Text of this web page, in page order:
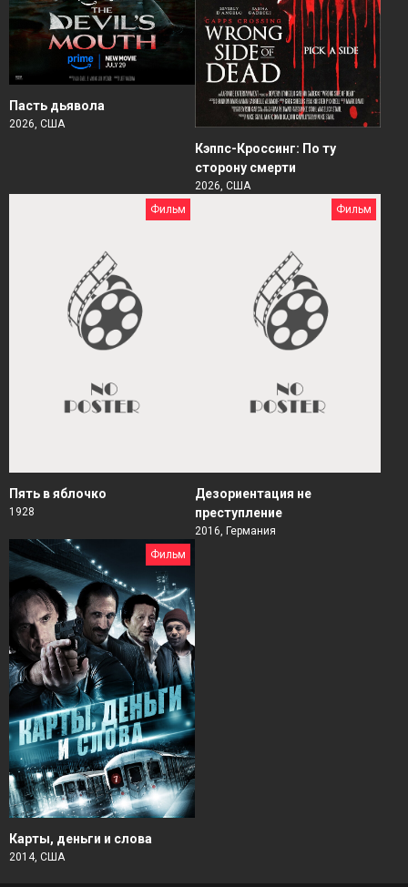
Пасть дьявола
2026, США
Кэппс-Кроссинг: По ту
сторону смерти
2026, США
Фильм
Пять в яблочко
1928
Фильм
Дезориентация не
преступление
2016, Германия
Фильм
Карты, деньги и слова
2014, США